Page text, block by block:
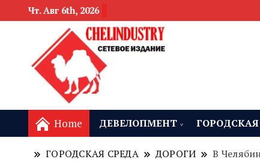
Чт. Авг 6th, 2026
Home ДЕВЕЛОПМЕНТ
ГОРОДСКАЯ СРЕДА ДОРОГИ В